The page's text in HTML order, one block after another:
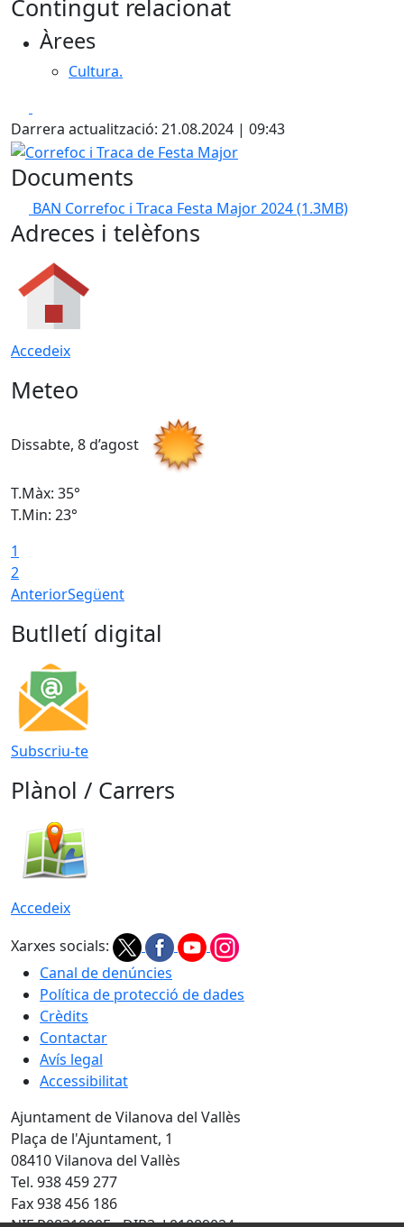
Contingut relacionat
Àrees
Cultura.
Darrera actualització: 21.08.2024 | 09:43
Correfoc i Traca de Festa Major
Documents
BAN Correfoc i Traca Festa Major 2024(1.3MB)
Adreces i telèfons
Accedeix
Meteo
Dissabte, 8 d’agost
T.Màx: 35°
T.Min: 23°
1
2
AnteriorSegüent
Butlletí digital
Subscriu-te
Plànol / Carrers
Accedeix
Xarxes socials:
Canal de denúncies
Política de protecció de dades
Crèdits
Contactar
Avís legal
Accessibilitat
Ajuntament de Vilanova del Vallès
Plaça de l'Ajuntament, 1
08410 Vilanova del Vallès
Tel. 938 459 277
Fax 938 456 186